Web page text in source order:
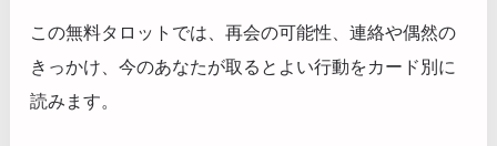
この無料タロットでは、再会の可能性、連絡や偶然の
きっかけ、今のあなたが取るとよい行動をカード別に
読みます。